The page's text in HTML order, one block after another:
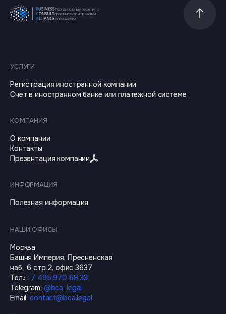
Прогрессивные решения с
практической и правовой
точки зрения
УСЛУГИ
Регистрация иностранной компании
Счет в иностранном банке или платежной системе
КОМПАНИЯ
О компании
Контакты
Презентация компании
ИНФОРМАЦИЯ
Полезная информация
НАШИ ОФИСЫ
Москва
Башня Империя, Пресненская
наб., 6 стр.2, офис 3637
Тел.: +7 495 970 68 33
Telegram: @bca_legal
Email: contact@bca.legal